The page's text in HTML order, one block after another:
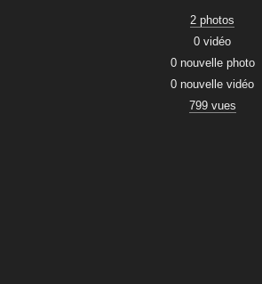
2 photos
0 vidéo
0 nouvelle photo
0 nouvelle vidéo
799 vues